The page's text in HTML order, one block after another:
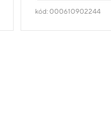
kód: 000610902244